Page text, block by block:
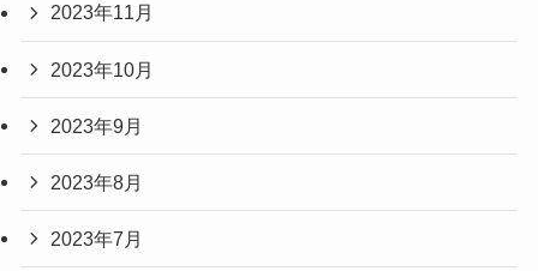
2023年11月
2023年10月
2023年9月
2023年8月
2023年7月